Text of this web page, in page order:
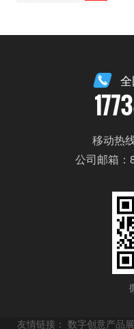
移动热
公司邮箱：
友情链接：数字创意产品